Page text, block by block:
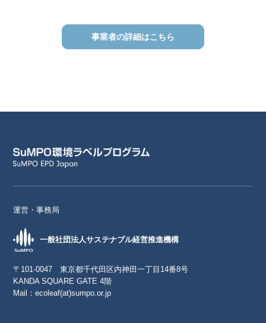
事業者の詳細はこちら
運営・事務局
一般社団法人サステナブル経営推進機構
〒101-0047 東京都千代田区内神田一丁目14番8号
KANDA SQUARE GATE 4階
Mail：ecoleaf(at)sumpo.or.jp